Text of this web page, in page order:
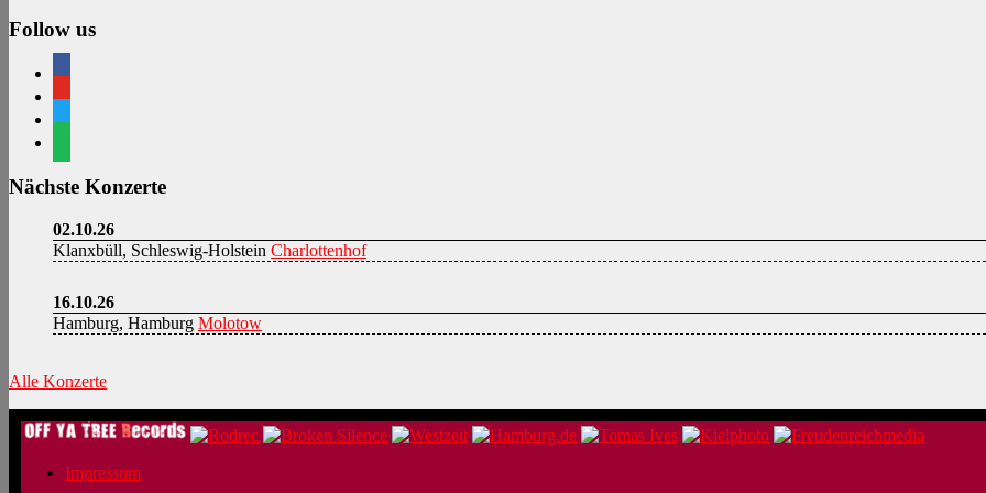
Follow us
Nächste Konzerte
02.10.26
Klanxbüll, Schleswig-Holstein Charlottenhof
16.10.26
Hamburg, Hamburg Molotow
Alle Konzerte
Impressum